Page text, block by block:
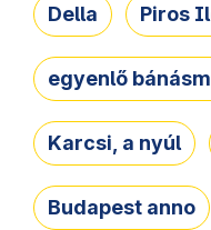
Della Piros
egyenlő
Karcsi, a nyúl
Budapest anno